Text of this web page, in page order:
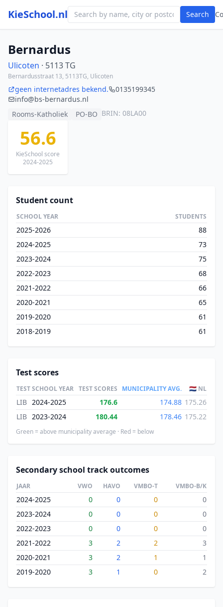
KieSchool.nl Search
Bernardus
Ulicoten · 5113 TG
Bernardusstraat 13, 5113TG, Ulicoten
geen internetadres bekend.
0135199345
info@bs-bernardus.nl
Rooms-Katholiek
PO-BO BRIN: 08LA00
56.6
KieSchool score
2024-2025
Student count
SCHOOL YEAR STUDENTS
2025-2026
88
2024-2025
73
2023-2024
75
2022-2023
68
2021-2022
66
2020-2021
65
2019-2020
61
2018-2019
61
Test scores
TESTSCHOOL YEAR TEST SCORES MUNICIPALITY AVG. 🇳🇱 NL
LIB 2024-2025 176.6 174.88 175.26
LIB 2023-2024 180.44 178.46 175.22
Green = above municipality average · Red = below
Secondary school track outcomes
JAAR VWO HAVO VMBO-T VMBO-B/K
2024-2025 0 0 0
0
2023-2024
0 0 0
0
2022-2023
0 0 0
0
2021-2022
3 2 2
3
2020-2021
3 2 1
1
2019-2020
3 1 0 2